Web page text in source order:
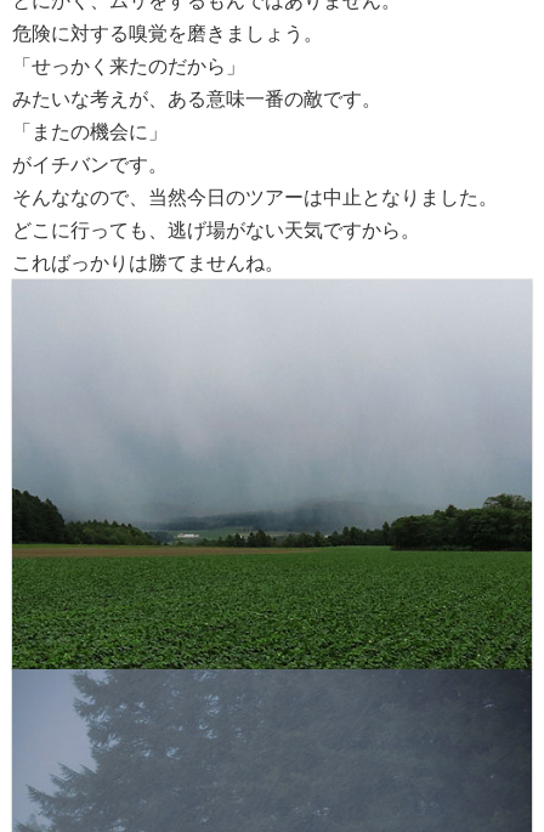
危険に対する嗅覚を磨きましょう。
「せっかく来たのだから」
みたいな考えが、ある意味一番の敵です。
「またの機会に」
がイチバンです。
そんななので、当然今日のツアーは中止となりました。
どこに行っても、逃げ場がない天気ですから。
こればっかりは勝てませんね。